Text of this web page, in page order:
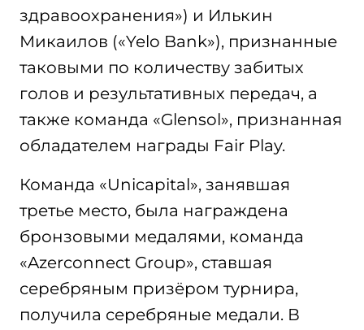
здравоохранения») и Илькин
Микаилов («Yelo Bank»), признанные
таковыми по количеству забитых
голов и результативных передач, а
также команда «Glensol», признанная
обладателем награды Fair Play.
Команда «Unicapital», занявшая
третье место, была награждена
бронзовыми медалями, команда
«Azerconnect Group», ставшая
серебряным призёром турнира,
получила серебряные медали. В